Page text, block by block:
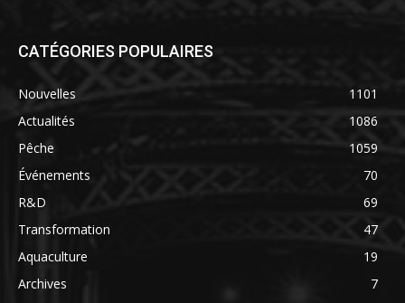
CATÉGORIES POPULAIRES
Nouvelles
1101
Actualités
1086
Pêche
1059
Événements
70
R&D
69
Transformation
47
Aquaculture
19
Archives
7